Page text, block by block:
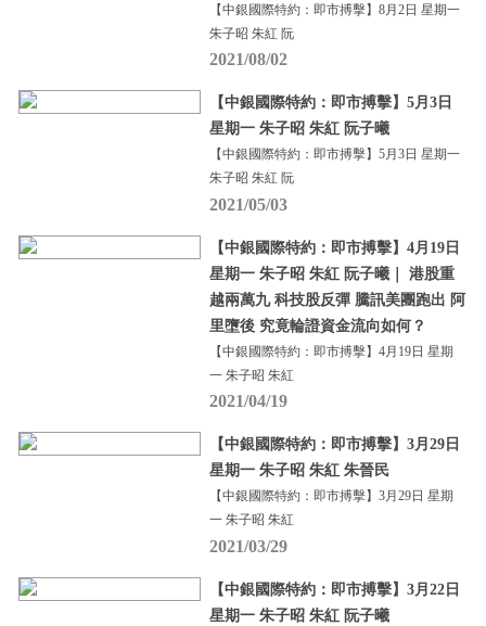
【中銀國際特約：即市搏擊】8月2日 星期一
朱子昭 朱紅 阮
2021/08/02
【中銀國際特約：即市搏擊】5月3日
星期一 朱子昭 朱紅 阮子曦
【中銀國際特約：即市搏擊】5月3日 星期一
朱子昭 朱紅 阮
2021/05/03
【中銀國際特約：即市搏擊】4月19日
星期一 朱子昭 朱紅 阮子曦｜ 港股重
越兩萬九 科技股反彈 騰訊美團跑出 阿
里墮後 究竟輪證資金流向如何？
【中銀國際特約：即市搏擊】4月19日 星期
一 朱子昭 朱紅
2021/04/19
【中銀國際特約：即市搏擊】3月29日
星期一 朱子昭 朱紅 朱晉民
【中銀國際特約：即市搏擊】3月29日 星期
一 朱子昭 朱紅
2021/03/29
【中銀國際特約：即市搏擊】3月22日
星期一 朱子昭 朱紅 阮子曦